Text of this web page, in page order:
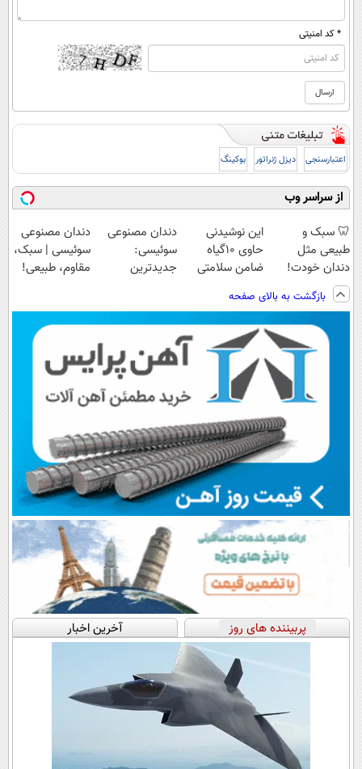
* کد امنیتی
اعتبارسنجی دیزل ژنراتور بوکینگ
از سراسر وب
🦷 سبک و
طبیعی مثل
دندان خودت!
نصب آسان و
پرداخت اقساطی
💳 📍 تهران
این نوشیدنی
حاوی ۱۰گیاه
ضامن سلامتی
خرید با تخفیف
دندان مصنوعی
سوئیسی:
جدیدترین
پرداخت قسطی
دندان مصنوعی
سوئیسی | سبک،
مقاوم، طبیعی!
اقساطی😍
بازگشت به بالای صفحه
پربیننده های روز آخرین اخبار